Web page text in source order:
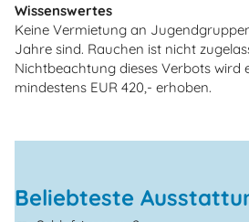
Wissenswertes
Keine Vermietung an
Jahre sind. Rauchen ist nicht
Nichtbeachtung dieses Verbots wird
mindestens EUR 420,- erhoben.
Beliebteste